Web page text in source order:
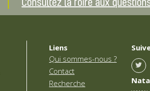
Liens
Qui sommes-nous ?
Contact
Recherche